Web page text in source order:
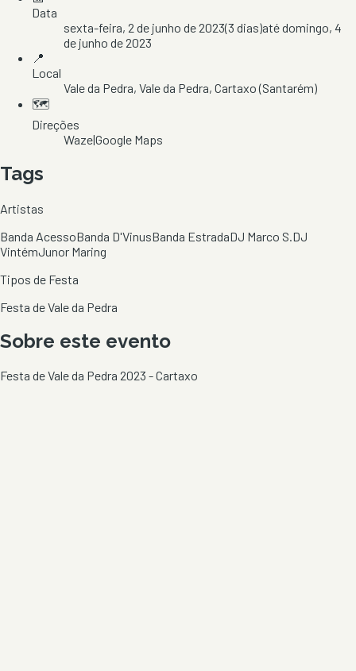
Data
sexta-feira, 2 de junho de 2023(3 dias)atédomingo, 4
de junho de 2023
📍
Local
Vale da Pedra, Vale da Pedra, Cartaxo(Santarém)
🗺️
Direções
Waze|Google Maps
Tags
Artistas
Banda AcessoBanda D'VinusBanda EstradaDJ Marco S. DJ
VintémJunor Maring
Tipos de Festa
Festa de Vale da Pedra
Sobre este evento
Festa de Vale da Pedra 2023 - Cartaxo